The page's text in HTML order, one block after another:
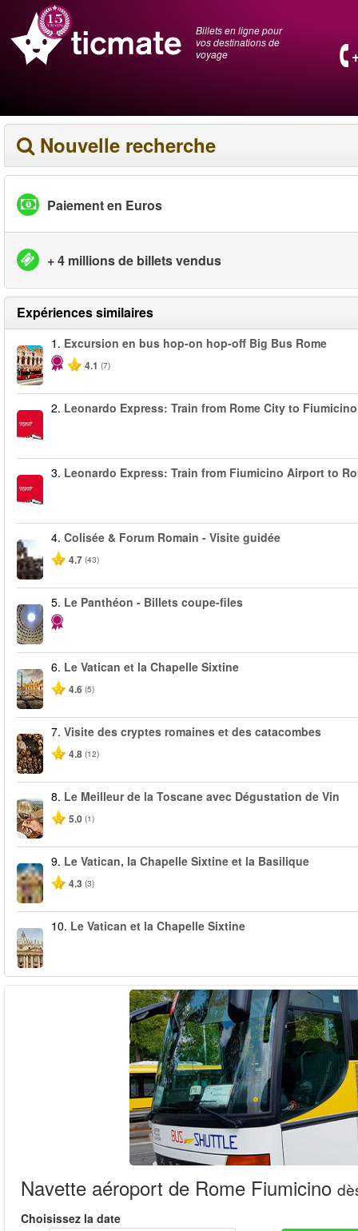
Billets en ligne pour
vos destinations de
voyage
Nouvelle recherche
Paiement en Euros
+ 4 millions de billets vendus
Expériences similaires
1. Excursion en bus hop-on hop-off Big Bus Rome
4.1 (7)
2. Leonardo Express: Train from Rome City to
3. Leonardo Express: Train from Fiumicino Airport to
4. Colisée & Forum Romain - Visite guidée
4.7 (43)
5. Le Panthéon - Billets coupe-files
6. Le Vatican et la Chapelle Sixtine
4.6 (5)
7. Visite des cryptes romaines et des catacombes
4.8 (12)
8. Le Meilleur de la Toscane avec Dégustation de Vin
5.0 (1)
9. Le Vatican, la Chapelle Sixtine et la Basilique
4.3 (3)
10. Le Vatican et la Chapelle Sixtine
Navette aéroport de Rome Fiumicino
Choisissez la date